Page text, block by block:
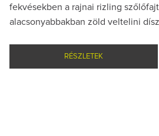
fekvésekben a rajnai rizling
alacsonyabbakban zöld veltelini
RÉSZLETEK